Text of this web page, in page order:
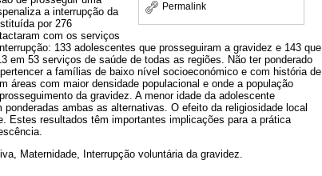
Permalink
a interrupção da
por 276
com os serviços
133 adolescentes que prosseguiram a gravidez e 143 que
em 53 serviços de saúde de todas as regiões. Não ter ponderado
a famílias de baixo nível socioeconómico e com história de
áreas com maior densidade populacional e onde a população
da gravidez. A menor idade da adolescente
ambas as alternativas. O efeito da religiosidade local
Estes resultados têm importantes implicações para a prática
Maternidade, Interrupção voluntária da gravidez.